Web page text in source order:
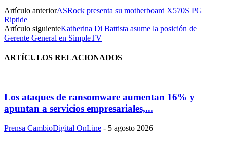
Artículo anteriorASRock presenta su motherboard X570S PG
Riptide
Artículo siguienteKatherina Di Battista asume la posición de
Gerente General en SimpleTV
ARTÍCULOS RELACIONADOS
Los ataques de ransomware aumentan 16% y
apuntan a servicios empresariales,...
Prensa CambioDigital OnLine - 5 agosto 2026